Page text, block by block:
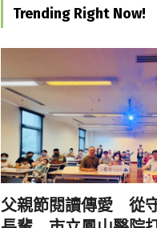
Trending Right Now!
父親節閱讀傳愛 從